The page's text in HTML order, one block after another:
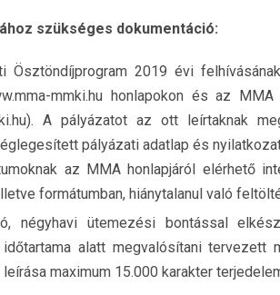
szükséges dokumentáció:
Ösztöndíjprogram 2019 évi
mmki.hu honlapokon és az
A pályázatot az ott leírtaknak
pályázati adatlap és
az MMA honlapjáról elérhető
formátumban, hiánytalanul való
négyhavi ütemezési bontással
időtartama alatt megvalósítani
maximum 15.000 karakter